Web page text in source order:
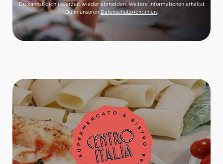
Du kannst dich jederzeit wieder abmelden. Weitere Informationen erhältst
Du in unseren Datenschutzrichtlinien